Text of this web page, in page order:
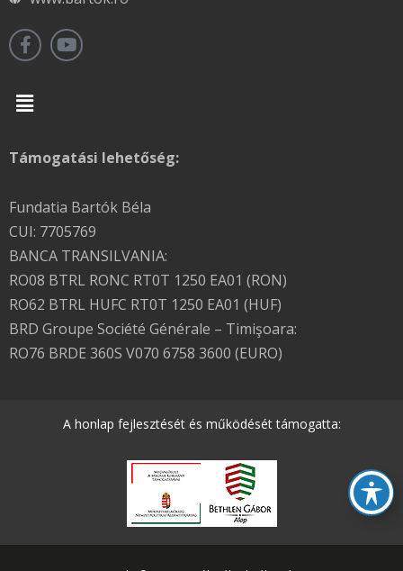
Menu
Támogatási lehetőség:
Fundatia Bartók Béla
CUI: 7705769
BANCA TRANSILVANIA:
RO08 BTRL RONC RT0T 1250 EA01 (RON)
RO62 BTRL HUFC RT0T 1250 EA01 (HUF)
BRD Groupe Société Générale – Timişoara:
RO76 BRDE 360S V070 6758 3600 (EURO)
A honlap fejlesztését és működését támogatta: